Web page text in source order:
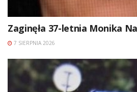
Zaginęła 37-letnia Monika
7 SIERPNIA 2026